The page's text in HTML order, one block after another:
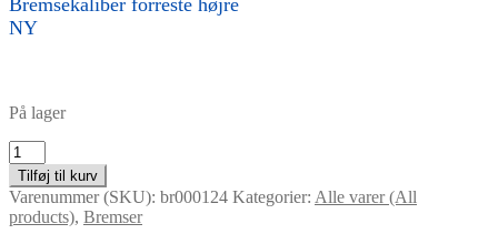
Bremsekaliber forreste højre
NY
På lager
Bremsekaliber
forreste
højre
antal
Tilføj til kurv
Varenummer (SKU): br000124 Kategorier: Alle varer (All
products), Bremser